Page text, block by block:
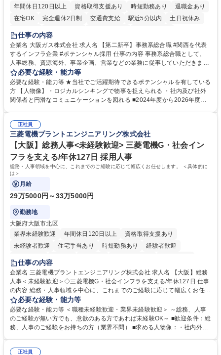
年間休日120日以上
資格取得支援あり 時短勤務あり
退職金あり
在宅OK
完全週休2日制 交通費支給 駅近5分以内
土日祝休み
服装自由
第二新卒歓迎
仕事の内容
企業名 大阪ガス株式会社 求人名 【第二新卒】事務系総合職 #関西を代表
するインフラ企業 #ポテンシャル採用 仕事の内容 事務系総合職として、
人事総務、資源海外、事業企画、営業などの業務に従事していただきま
す。 【業務内容の一例】■所属事業部の勤労業務 ■海外に関係する各種業
務 ■営業部門の企画スタッフ、ルート営業 【キャリアパス】入社後の配属
ポジションで一定期間ご活躍頂いた後、本人の適性及び将来のキャリアを
鑑みてジョブローテーションを行います。 【育成】OJTでの現場育成や研
表するインフラ企業 #ポテンシャル採用
必要な経験・能力等
必要な経験・能力等 ★当社でご活躍期待できるポテンシャルを有している
方 【人物像】・ロジカルシンキングで物事を捉えられる ・社内及び社外
関係者と円滑なコミュニケーションを図れる ■2024年度から2026年度ま
72.html ■エネルギーセキュリティの不安定化や気候変動による自然災害の
甚大化など、これまで以上に社会課題解決の重要性が高まっています。
「未来の日常」の創造に向けて持続可能な社会の実現に貢献してまいりま
す。 学歴・資格 学歴：大学院 大学 語学力： 資格：
正社員
三菱電機プラントエンジニアリング株式会社
【大阪】総務人事<未経験歓迎> 三菱電機G・社会イン
フラを支える/年休127日 採用人事
総務・人事領域を中心に、これまでのご経験に応じて幅広くお任せします。 ＜具体的に
は＞
月給
29万5000円～33万5000円
勤務地
大阪府大阪市北区
業界未経験歓迎
年間休日120日以上
資格取得支援あり
未経験者歓迎
住宅手当あり 時短勤務あり
経験者歓迎
退職金あり
駅近5分以内
土日祝休み 服装自由 寮・社宅あり 食事補助あり
仕事の内容
企業名 三菱電機プラントエンジニアリング株式会社 求人名 【大阪】総務
人事＜未経験歓迎＞◇三菱電機G・社会インフラを支える/年休127日 仕事
の内容 総務・人事領域を中心に、これまでのご経験に応じて幅広くお任せ
します。 ＜具体的には＞ ・総務/人事労務（給与・社保・勤怠管理など）
・採用・教育研修 ・福利厚生運用 など ※基本的には事務所勤務ですが、
採用や教育等の業務内容により、関西圏以外への日帰り・宿泊を伴う国内
出張もございます。 ※担当業務を持ちつつ、お互いに助け合いながら、総
必要な経験・能力等
必要な経験・能力等 ＜職種未経験歓迎・業界未経験歓迎＞ ～総務、人事
のご経験が無い方でも、意欲のある方であれば未経験OK～ ■歓迎条件：総
務、人事のご経験をお持ちの方（業界不問） ■求める人物像：・社内外の
正社員